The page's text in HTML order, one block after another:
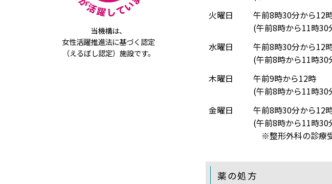
火曜日
午前8時30分から12
(午前8時から11時30
水曜日
午前8時30分から12
(午前8時から11時30
木曜日
午前9時から12時
(午前8時から11時30
金曜日
午前8時30分から12
(午前8時から11時30
※整形外科の診療
薬の処方
当機構は、
女性活躍推進法に基づく認定
（えるぼし認定）施設です。